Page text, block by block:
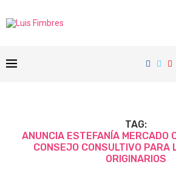
TAG:
ANUNCIA ESTEFANÍA MERCADO
CONSEJO CONSULTIVO PARA
ORIGINARIOS